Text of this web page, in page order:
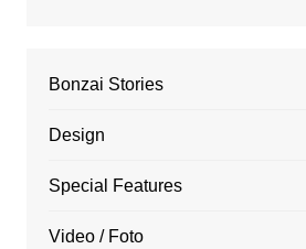
Bonzai Stories
Design
Special Features
Video / Foto